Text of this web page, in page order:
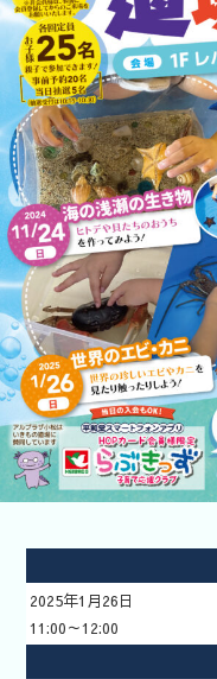
2025年1月26日
11:00～12:00